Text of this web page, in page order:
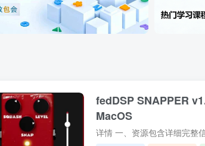
fedDSP SNAPPER
MacOS